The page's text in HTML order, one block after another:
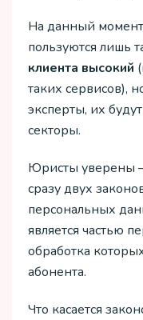
На данный
пользуются лишь
клиента высокий
таких сервисов),
эксперты, их
секторы.
Юристы уверены
сразу двух
персональных
является частью
обработка
абонента.
Что касается